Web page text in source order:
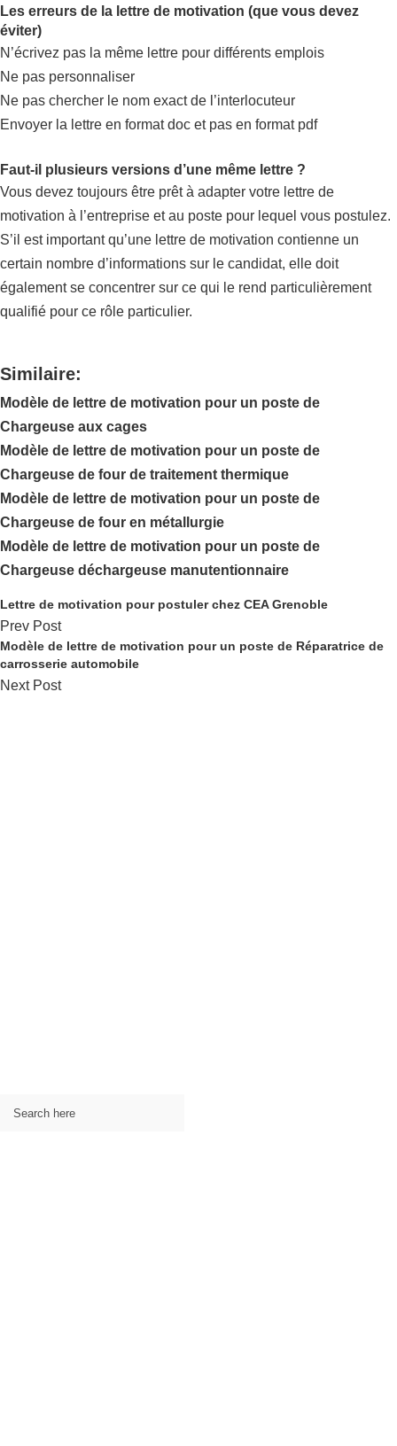
Les erreurs de la lettre de motivation (que vous devez
éviter)
N’écrivez pas la même lettre pour différents emplois
Ne pas personnaliser
Ne pas chercher le nom exact de l’interlocuteur
Envoyer la lettre en format doc et pas en format pdf
Faut-il plusieurs versions d’une même lettre ?
Vous devez toujours être prêt à adapter votre lettre de
motivation à l’entreprise et au poste pour lequel vous postulez.
S’il est important qu’une lettre de motivation contienne un
certain nombre d’informations sur le candidat, elle doit
également se concentrer sur ce qui le rend particulièrement
qualifié pour ce rôle particulier.
Similaire:
Modèle de lettre de motivation pour un poste de
Chargeuse aux cages
Modèle de lettre de motivation pour un poste de
Chargeuse de four de traitement thermique
Modèle de lettre de motivation pour un poste de
Chargeuse de four en métallurgie
Modèle de lettre de motivation pour un poste de
Chargeuse déchargeuse manutentionnaire
Lettre de motivation pour postuler chez CEA Grenoble
Prev Post
Modèle de lettre de motivation pour un poste de Réparatrice de
carrosserie automobile
Next Post